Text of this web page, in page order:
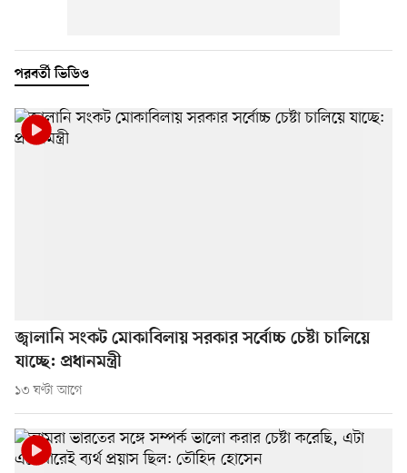
পরবর্তী ভিডিও
জ্বালানি সংকট মোকাবিলায় সরকার সর্বোচ্চ চেষ্টা চালিয়ে
যাচ্ছে: প্রধানমন্ত্রী
১৩ ঘণ্টা আগে